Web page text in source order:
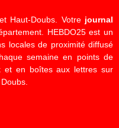
Haut-Doubs. Votre journal
HEBDO25 est un
locales de proximité diffusé
semaine en points de
et en boîtes aux lettres sur